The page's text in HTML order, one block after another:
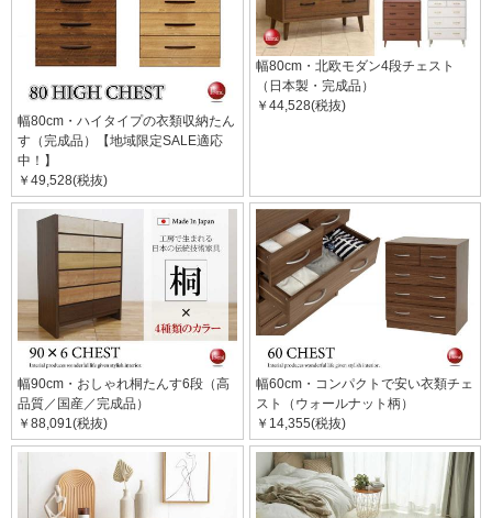
幅80cm・ハイタイプの衣類収納たん
す（完成品）【地域限定SALE適応
中！】
￥49,528(税抜)
幅80cm・北欧モダン4段チェスト
（日本製・完成品）
￥44,528(税抜)
幅90cm・おしゃれ桐たんす6段（高
品質／国産／完成品）
￥88,091(税抜)
幅60cm・コンパクトで安い衣類チェ
スト（ウォールナット柄）
￥14,355(税抜)